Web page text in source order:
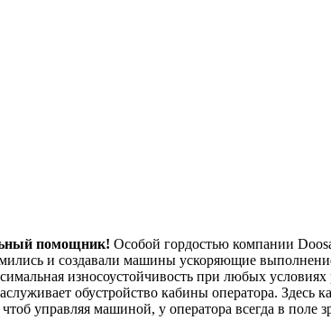
помощник! Особой гордостью компании
и создавали машины ускоряющие
износоустойчивость при любых
обустройство кабины оператора.
управляя машиной, у оператора всегда в поле